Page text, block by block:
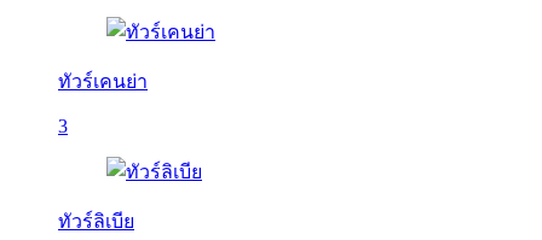
ทัวร์เคนย่า
3
ทัวร์ลิเบีย